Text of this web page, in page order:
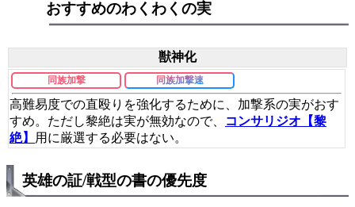
おすすめのわくわくの実
獣神化
同族加撃 同族加撃速
高難易度での直殴りを強化するために、加撃系の実がおす
すめ。ただし黎絶は実が無効なので、
コンサリジオ【黎
絶】
用に厳選する必要はない。
英雄の証/戦型の書の優先度